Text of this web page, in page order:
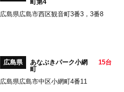
町第4
広島県広島市西区観音町3番3，3番8
広島県
あなぶきパーク小網
町
15台
広島県広島市中区小網町4番11